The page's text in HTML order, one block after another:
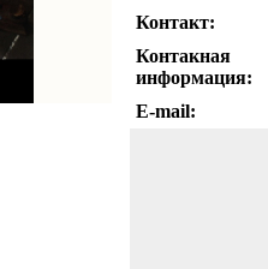
Контакт:
Контакная
информация:
E-mail: